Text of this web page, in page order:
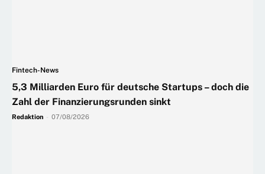
Fintech-News
5,3 Milliarden Euro für deutsche Startups – doch die
Zahl der Finanzierungsrunden sinkt
Redaktion 07/08/2026